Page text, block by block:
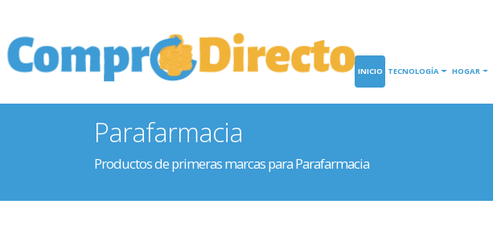
INICIO TECNOLOGÍA HOGAR
Parafarmacia
Productos de primeras marcas para Parafarmacia